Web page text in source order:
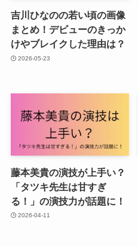
吉川ひなのの若い頃の画像
まとめ！デビューのきっか
けやブレイクした理由は？
2026-05-23
藤本美貴の演技が上手い？
「タツキ先生は甘すぎ
る！」の演技力が話題に！
2026-04-11